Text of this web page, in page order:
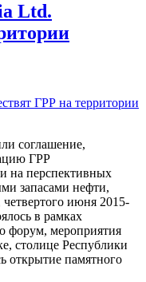
Ltd.
соглашение,
ГРР
на перспективных
запасами нефти,
июня 2015-
в рамках
форум, мероприятия
столице Республики
открытие памятного